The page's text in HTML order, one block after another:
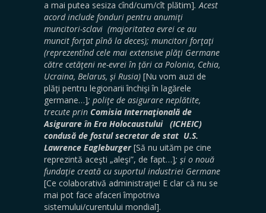
a mai putea sesiza cînd/cum/cît plătim]. Acest
acord include fonduri pentru anumiţi
muncitori-sclavi (majoritatea evrei ce au
muncit forţat pînă la deces); muncitori forţaţi
(reprezentînd cele mai extensive plăţi Germane
către cetăţeni ne-evrei în ţări ca Polonia, Cehia,
Ucraina, Belarus, şi Rusia) [Nu vom auzi de
plăţi pentru legionarii închişi în lagărele
germane…]; poliţe de asigurare neplătite,
trecute prin Comisia Internaţională de
Asigurare în Era Holocaustului (ICHEIC)
condusă de fostul secretar de stat U.S.
Lawrence Eagleburger [Să nu uităm pe cine
reprezintă aceşti „aleşi”, de fapt…]; şi o nouă
fundaţie creată cu suportul industriei Germane
[Ce colaborativă administraţie! E clar că nu se
mai pot face afaceri împotriva
sistemului/curentului mondial].